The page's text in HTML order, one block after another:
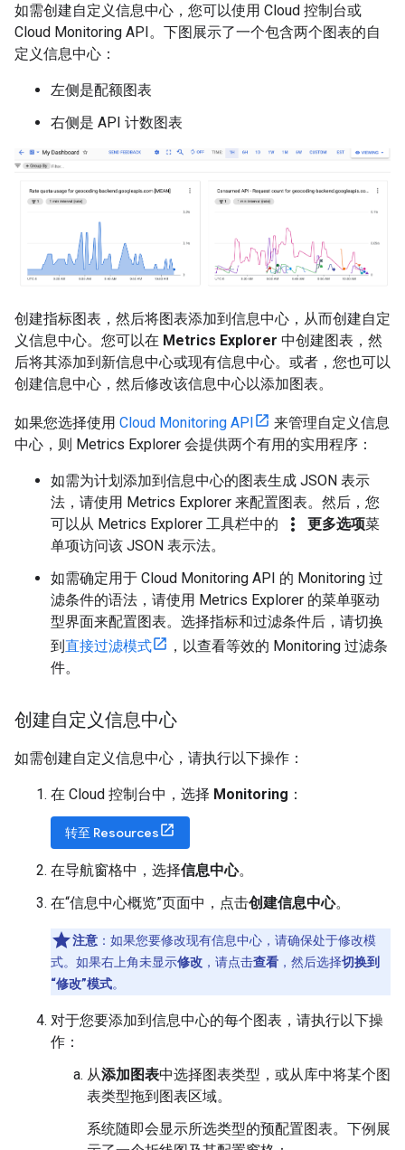
如需创建自定义信息中心，您可以使用 Cloud 控制台或
Cloud Monitoring API。下图展示了一个包含两个图表的自
定义信息中心：
左侧是配额图表
右侧是 API 计数图表
创建指标图表，然后将图表添加到信息中心，从而创建自定
义信息中心。您可以在 Metrics Explorer 中创建图表，然
后将其添加到新信息中心或现有信息中心。或者，您也可以
创建信息中心，然后修改该信息中心以添加图表。
如果您选择使用 Cloud Monitoring API
来管理自定义信息
中心，则 Metrics Explorer 会提供两个有用的实用程序：
如需为计划添加到信息中心的图表生成 JSON 表示
法，请使用 Metrics Explorer 来配置图表。然后，您
可以从 Metrics Explorer 工具栏中的
more_vert 更多选项菜
单项访问该 JSON 表示法。
如需确定用于 Cloud Monitoring API 的 Monitoring 过
滤条件的语法，请使用 Metrics Explorer 的菜单驱动
型界面来配置图表。选择指标和过滤条件后，请切换
到直接过滤模式
，以查看等效的 Monitoring 过滤条
件。
创建自定义信息中心
如需创建自定义信息中心，请执行以下操作：
在 Cloud 控制台中，选择 Monitoring ：
转至 Resources
在导航窗格中，选择信息中心。
在“信息中心概览”页面中，点击创建信息中心。
注意 ：如果您要修改现有信息中心，请确保处于修改模
式。如果右上角未显示修改 ，请点击查看 ，然后选择切换到
“修改”模式。
对于您要添加到信息中心的每个图表，请执行以下操
作：
从添加图表中选择图表类型，或从库中将某个图
表类型拖到图表区域。
系统随即会显示所选类型的预配置图表。下例展